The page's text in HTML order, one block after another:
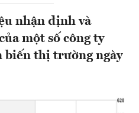
nhận định và
một số công ty
biến thị trường ngày